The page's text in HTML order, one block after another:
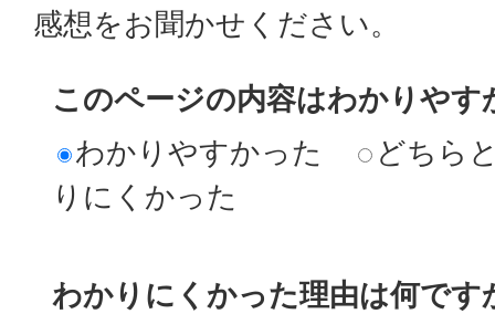
感想をお聞かせください。
このページの内容はわかりやす
わかりやすかった
どちら
りにくかった
わかりにくかった理由は何です